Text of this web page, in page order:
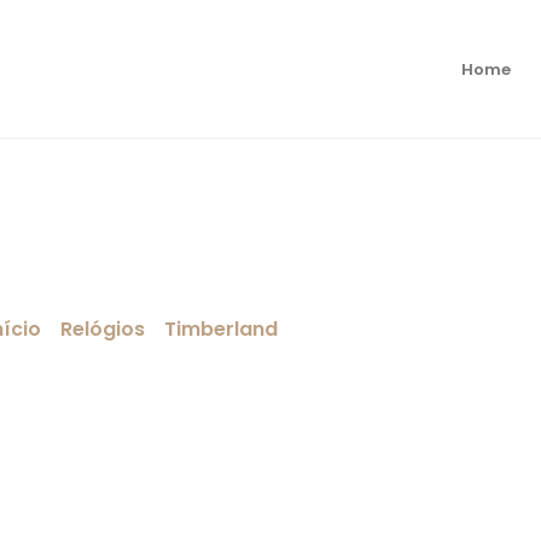
Home
Relógios/ Timberland/ Relógio Abbotville